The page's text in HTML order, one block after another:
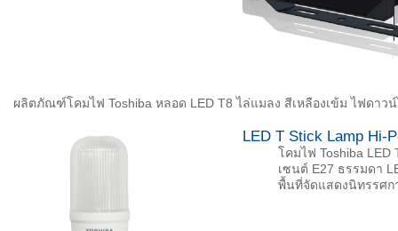
ผลิตภัณฑ์โคมไฟ Toshiba หลอด LED T8 ไล่แมลง สีเหลืองเข้ม ไฟดาว
LED T Stick Lamp Hi-
โคมไฟ Toshiba
เซนต์ E27 ธรรมดา
พื้นที่จัดแสดงนิทรรศก